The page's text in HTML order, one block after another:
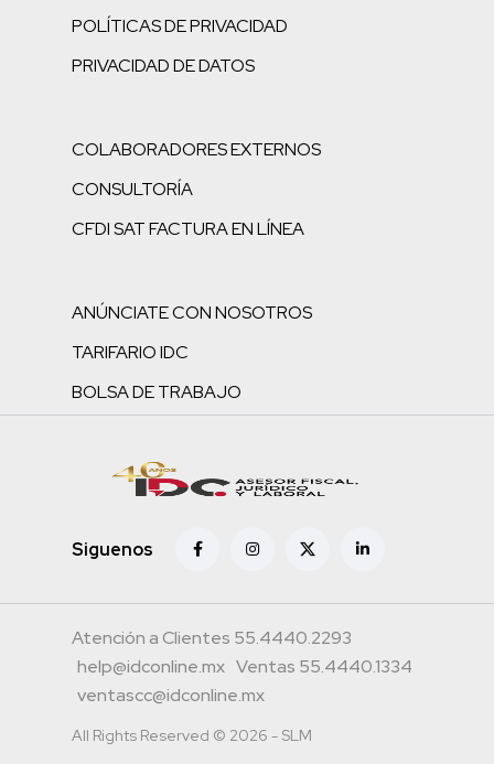
POLÍTICAS DE PRIVACIDAD
PRIVACIDAD DE DATOS
COLABORADORES EXTERNOS
CONSULTORÍA
CFDI SAT FACTURA EN LÍNEA
ANÚNCIATE CON NOSOTROS
TARIFARIO IDC
BOLSA DE TRABAJO
Siguenos
Atención a Clientes 55.4440.2293
help@idconline.mx Ventas 55.4440.1334
ventascc@idconline.mx
All Rights Reserved © 2026 - SLM